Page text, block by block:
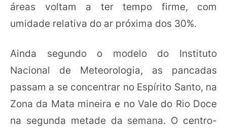
áreas voltam a ter tempo firme, com
umidade relativa do ar próxima dos 30%.
Ainda segundo o modelo do Instituto
Nacional de Meteorologia, as pancadas
passam a se concentrar no Espírito Santo, na
Zona da Mata mineira e no Vale do Rio Doce
na segunda metade da semana. O centro-